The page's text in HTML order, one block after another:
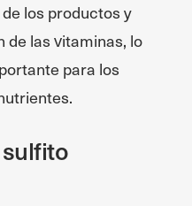
los productos y
de las vitaminas, lo
para los